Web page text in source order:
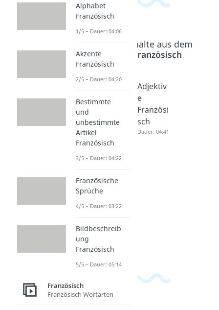
Beliebte Inhalte aus dem
Bereich
Französisch
Unverbu
ndene
Personal
pronom
en
Französi
sch
ronome
Französi
Dauer: 04:33
Adjektiv
e
Französi
sch
Dauer: 04:41
Alphabet
Französisch
1/5 – Dauer: 04:06
Akzente
Französisch
2/5 – Dauer: 04:20
Bestimmte
und
unbestimmte
Artikel
Französisch
3/5 – Dauer: 04:22
Französische
Sprüche
4/5 – Dauer: 03:22
Bildbeschreib
ung
Französisch
5/5 – Dauer: 05:14
Französisch
Französisch Wortarten